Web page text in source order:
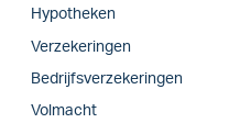
Hypotheken
Verzekeringen
Bedrijfs­verzekeringen
Volmacht